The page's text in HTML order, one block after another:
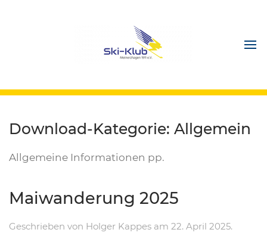
Download-Kategorie: Allgemein
Allgemeine Informationen pp.
Maiwanderung 2025
Geschrieben von Holger Kappes am 22. April 2025.